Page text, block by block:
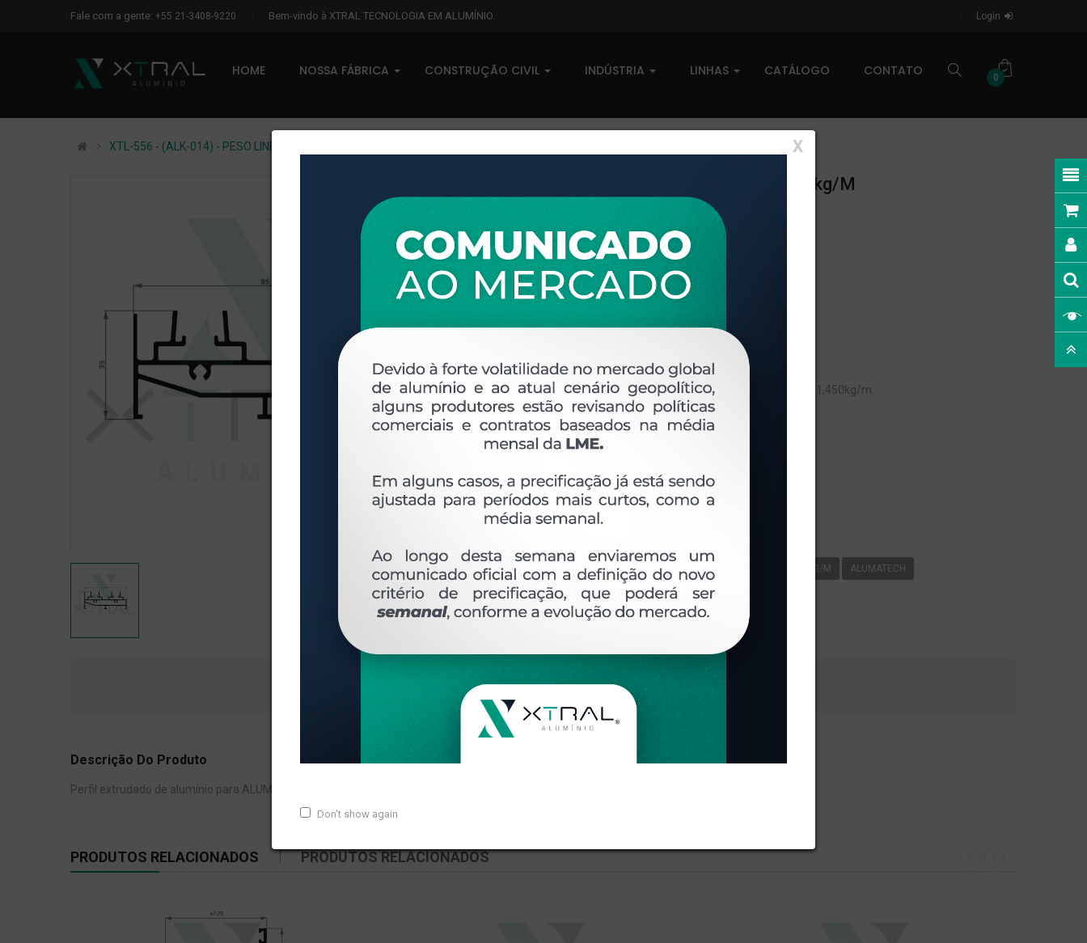
Fale com a gente: +55 21-3408-9220 Bem-vindo à XTRAL TECNOLOGIA EM ALUMÍNIO. Login
HOME NOSSA FÁBRICA CONSTRUÇÃO CIVIL INDÚSTRIA LINHAS CATÁLOGO CONTATO 0
X
Don't show again
XTL-556 - (ALK-014) - PESO LINEAR: 1,45kg/m
XTL-556 - (ALK-014) - PESO LINEAR: 1,45kg/m
0 comentários
Disponível sob consulta
Taxas R$ 0,00
Disponibilidade:
Em estoque
OVERVIEW
Perfil extrudado de alumínio para ALUMATECH, com peso linear de 1,450kg/m.
Ver perfis relacionados
Etiquetas: 556- PESO LINEAR - 1 450 KG/M ALK-014 450KG/M ALUMATECH
DESCRIÇÃO COMENTÁRIOS (0)
Descrição Do Produto
Perfil extrudado de alumínio para ALUMATECH, com peso linear de 1,450kg/m.
PRODUTOS RELACIONADOS PRODUTOS RELACIONADOS